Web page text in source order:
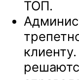
ТОП.